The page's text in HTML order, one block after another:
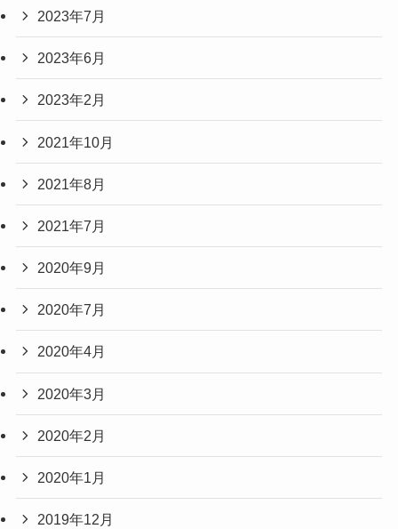
2023年7月
2023年6月
2023年2月
2021年10月
2021年8月
2021年7月
2020年9月
2020年7月
2020年4月
2020年3月
2020年2月
2020年1月
2019年12月